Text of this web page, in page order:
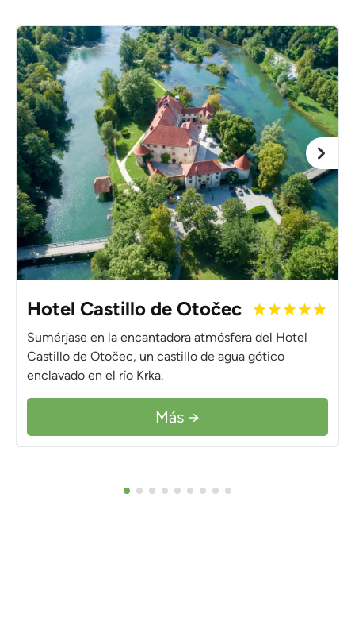
Hotel Castillo de Otočec
Sumérjase en la encantadora atmósfera del Hotel
Castillo de Otočec, un castillo de agua gótico
enclavado en el río Krka.
Más →